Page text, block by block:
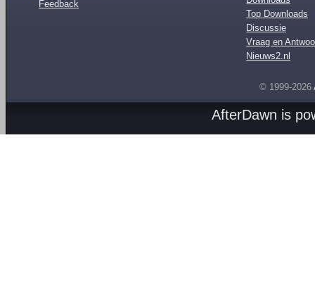
Feedback
Top Downloads
Discussie
Vraag en
Nieuws2.nl
© 1999-2026
AfterDawn is